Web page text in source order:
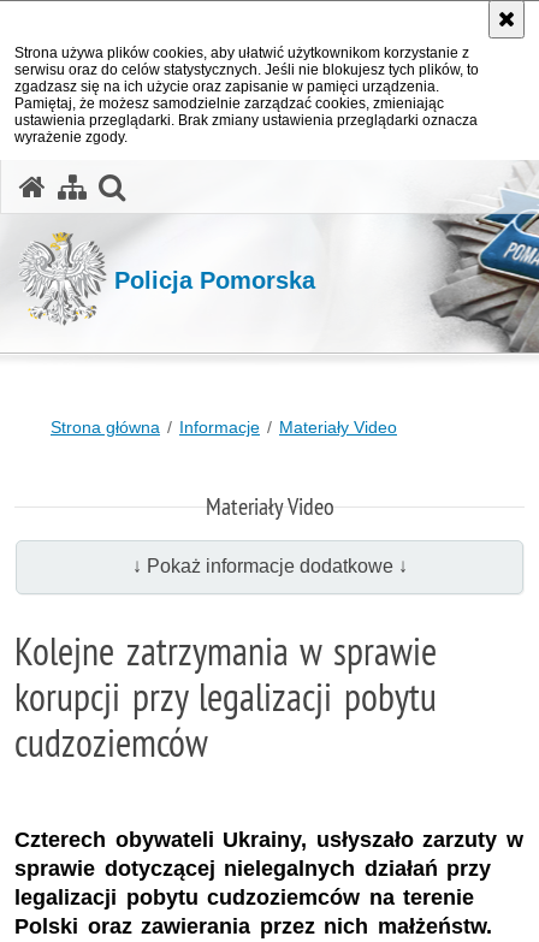
Strona używa plików cookies, aby ułatwić użytkownikom korzystanie z
serwisu oraz do celów statystycznych. Jeśli nie blokujesz tych plików, to
zgadzasz się na ich użycie oraz zapisanie w pamięci urządzenia.
Pamiętaj, że możesz samodzielnie zarządzać cookies, zmieniając
ustawienia przeglądarki. Brak zmiany ustawienia przeglądarki oznacza
wyrażenie zgody.
Policja Pomorska
Strona główna Informacje Materiały Video
Materiały Video
↓ Pokaż informacje dodatkowe ↓
Kolejne zatrzymania w sprawie
korupcji przy legalizacji pobytu
cudzoziemców
Czterech obywateli Ukrainy, usłyszało zarzuty w
sprawie dotyczącej nielegalnych działań przy
legalizacji pobytu cudzoziemców na terenie
Polski oraz zawierania przez nich małżeństw.